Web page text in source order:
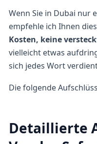
Wenn Sie in Dubai nur
empfehle ich Ihnen
Kosten, keine
vielleicht etwas
sich jedes Wort
Die folgende
Detaillierte